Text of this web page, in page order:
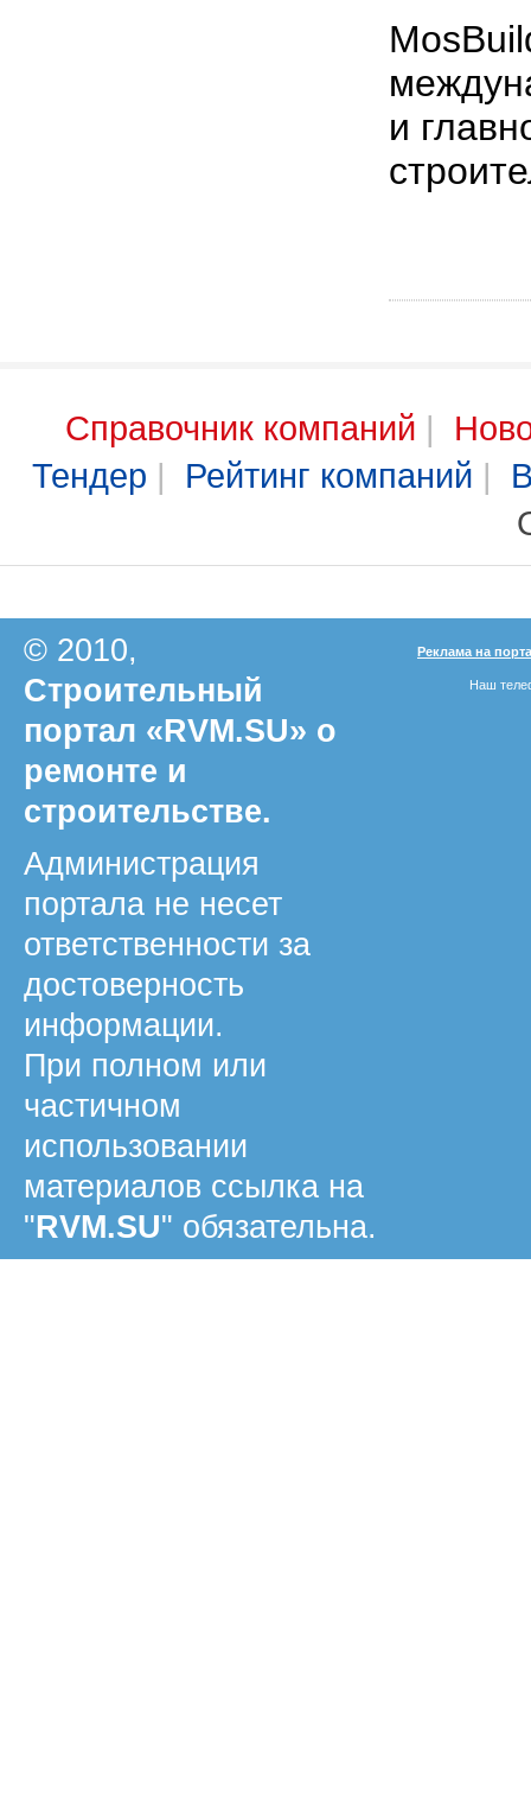
и
Справочник компаний |
Тендер | Рейтинг компаний |
© 2010,
Строительный
портал «RVM.SU» о
ремонте и
строительстве.
Администрация
портала не несет
ответственности за
достоверность
информации.
При полном или
частичном
использовании
материалов ссылка на
"RVM.SU" обязательна.
Реклама на
Наш